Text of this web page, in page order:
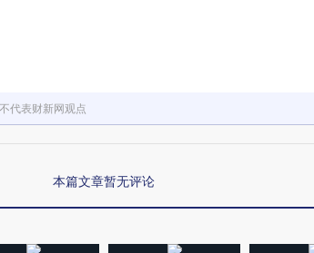
代表财新网观点
本篇文章暂无评论